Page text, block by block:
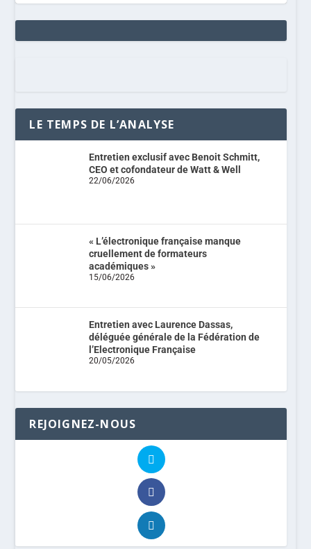
LE TEMPS DE L’ANALYSE
Entretien exclusif avec Benoit Schmitt,
CEO et cofondateur de Watt & Well
22/06/2026
« L’électronique française manque
cruellement de formateurs
académiques »
15/06/2026
Entretien avec Laurence Dassas,
déléguée générale de la Fédération de
l’Electronique Française
20/05/2026
REJOIGNEZ-NOUS